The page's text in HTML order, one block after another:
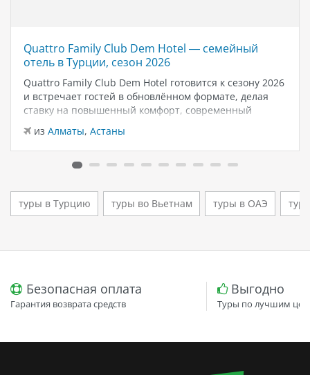
Quattro Family Club Dem Hotel — семейный
отель в Турции, сезон 2026
Quattro Family Club Dem Hotel готовится к сезону 2026
и встречает гостей в обновлённом формате, делая
ставку на повышенный комфорт, современный
дизайн и атмосферу спокойного семейного отдыха у
моря. Отель остаётся популярным выбором для тех,
кто ищет семейный отель в…
из Алматы, Астаны
туры в Турцию туры во Вьетнам туры в ОАЭ
Безопасная оплата
Гарантия возврата средств
Выгодно
Туры по лучшим